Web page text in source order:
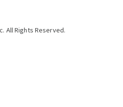
All Rights Reserved.